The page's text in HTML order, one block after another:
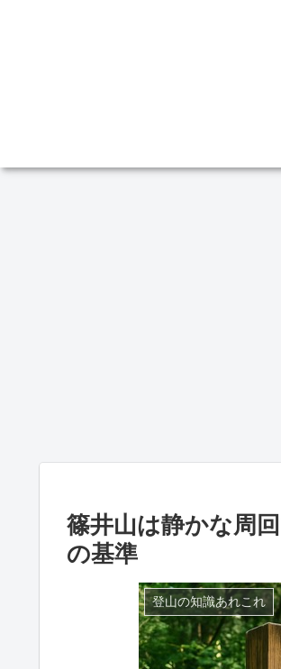
篠井山は静かな周
の基準
登山の知識あれこれ